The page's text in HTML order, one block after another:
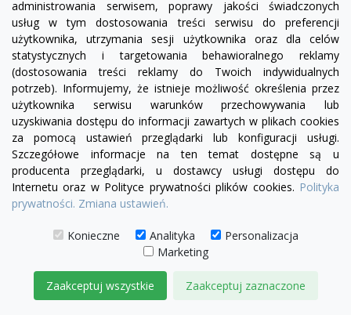
administrowania serwisem, poprawy jakości świadczonych
usług w tym dostosowania treści serwisu do preferencji
użytkownika, utrzymania sesji użytkownika oraz dla celów
statystycznych i targetowania behawioralnego reklamy
(dostosowania treści reklamy do Twoich indywidualnych
potrzeb). Informujemy, że istnieje możliwość określenia przez
użytkownika serwisu warunków przechowywania lub
uzyskiwania dostępu do informacji zawartych w plikach cookies
za pomocą ustawień przeglądarki lub konfiguracji usługi.
Szczegółowe informacje na ten temat dostępne są u
producenta przeglądarki, u dostawcy usługi dostępu do
Internetu oraz w Polityce prywatności plików cookies. Polityka
prywatności. Zmiana ustawień.
Konieczne Analityka
Personalizacja
Marketing
Zaakceptuj wszystkie Zaakceptuj zaznaczone